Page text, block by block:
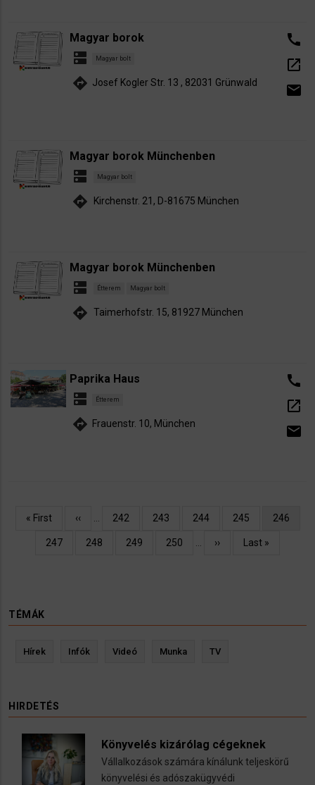
Magyar borok
dns Magyar bolt
directions Josef Kogler Str. 13 , 82031 Grünwald
call
open_in_new
email
Magyar borok Münchenben
dns Magyar bolt
directions Kirchenstr. 21, D-81675 München
Magyar borok Münchenben
dns Étterem Magyar bolt
directions Taimerhofstr. 15, 81927 München
Paprika Haus
dns Étterem
directions Frauenstr. 10, München
call
open_in_new
email
Oldalszámozás
Első
« First
Előző
‹‹ Oldal
242 Oldal
243 Oldal
244 Oldal
245
Jelenlegi
246
Oldal
247 Oldal
248 Oldal
249 Oldal
250
Következő
››
Utolsó
Last »
TÉMÁK
Hírek Infók Videó Munka TV
HIRDETÉS
Könyvelés kizárólag cégeknek
Vállalkozások számára kínálunk teljeskörű
könyvelési és adószakügyvédi